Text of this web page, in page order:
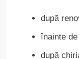
după
înainte
după